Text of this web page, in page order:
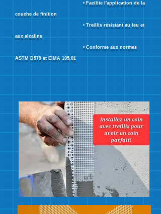
• Facilite l'application de la
couche de finition
• Treillis résistant au feu et
aux alcalins
• Conforme aux normes
ASTM D579 et EIMA 105.01